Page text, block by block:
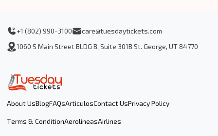
+1 (802) 990-3100
care@tuesdaytickets.com
1060 S Main Street BLDG B, Suite 301B St. George, UT 84770
About UsBlogFAQsArticulosContact UsPrivacy Policy
Terms & ConditionAerolineasAirlines